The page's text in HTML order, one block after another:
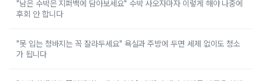
"남은 수박은 지퍼백에 담아보세요" 수박 사오자마자 이렇게 해야 나중에
후회 안 합니다
"못 입는 청바지는 꼭 잘라두세요" 욕실과 주방에 두면 세제 없이도 청소
가 됩니다